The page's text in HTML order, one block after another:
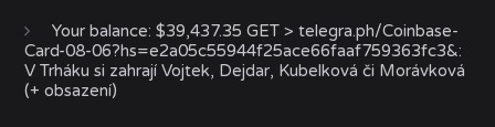
Your balance: $39,437.35 GET > telegra.ph/Coinbase-
Card-08-06?hs=e2a05c55944f25ace66faaf759363fc3&:
V Trháku si zahrají Vojtek, Dejdar, Kubelková či Morávková
(+ obsazení)